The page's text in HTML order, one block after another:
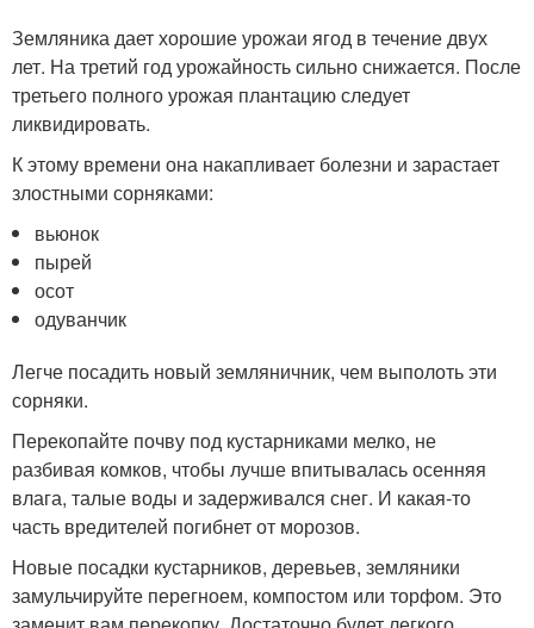
Земляника дает хорошие урожаи ягод в течение двух
лет. На третий год урожайность сильно снижается. После
третьего полного урожая плантацию следует
ликвидировать.
К этому времени она накапливает болезни и зарастает
злостными сорняками:
вьюнок
пырей
осот
одуванчик
Легче посадить новый земляничник, чем выполоть эти
сорняки.
Перекопайте почву под кустарниками мелко, не
разбивая комков, чтобы лучше впитывалась осенняя
влага, талые воды и задерживался снег. И какая-то
часть вредителей погибнет от морозов.
Новые посадки кустарников, деревьев, земляники
замульчируйте перегноем, компостом или торфом. Это